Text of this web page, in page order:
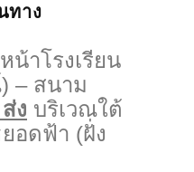
ทาง
น้าโรงเรียน
– สนาม
ง บริเวณใต้
อดฟ้า (ฝั่ง